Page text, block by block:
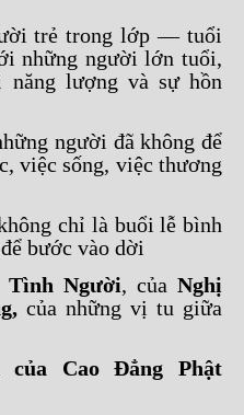
trẻ trong lớp — tuổi
những người lớn tuổi,
năng lượng và sự hồn
người đã không để
việc sống, việc thương
chỉ là buổi lễ bình
bước vào dời
Tình Người, của Nghị
của những vị tu giữa
Cao Đẳng Phật